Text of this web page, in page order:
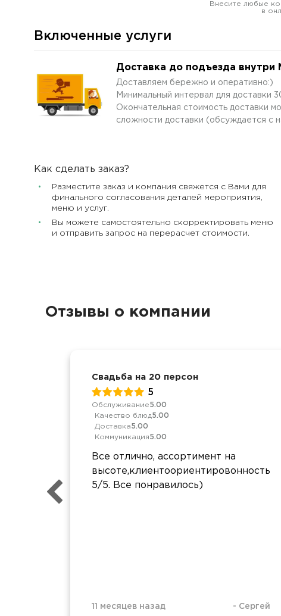
Внесите любые
в
Включенные услуги
Доставка до подъезда
Доставляем бережно и оперативно:)
Минимальный интервал для доставки
Окончательная стоимость доставки
сложности доставки (обсуждается с
Как сделать заказ?
Разместите заказ и компания свяжется с Вами для
финального согласования деталей мероприятия,
меню и услуг.
Вы можете самостоятельно скорректировать меню
и отправить запрос на перерасчет стоимости.
Отзывы о компании
Свадьба на 20 персон
5
Обслуживание5.00
Качество блюд5.00
Доставка5.00
Коммуникация5.00
Все отлично, ассортимент на
высоте,клиентоориентировонность
5/5. Все понравилось)
11 месяцев назад - Сергей